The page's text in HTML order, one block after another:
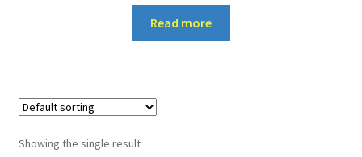
Read more
Showing the single result